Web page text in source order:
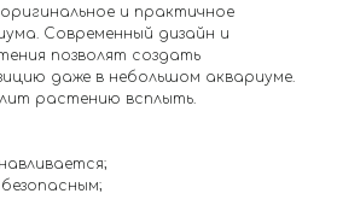
и практичное
Современный дизайн и
позволят создать
даже в небольшом аквариуме.
растению всплыть.